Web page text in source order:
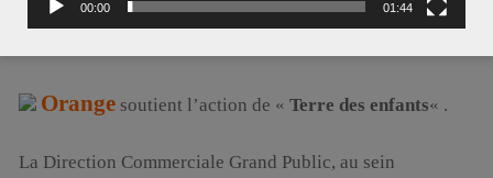
Orangesoutient l’action de « Terre des enfants« .
La Direction Commerciale Grand Public, au sein
00:00 01:44